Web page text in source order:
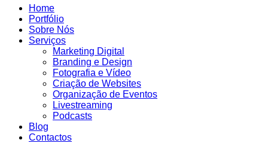
Home
Portfólio
Sobre Nós
Serviços
Marketing Digital
Branding e Design
Fotografia e Vídeo
Criação de Websites
Organização de Eventos
Livestreaming
Podcasts
Blog
Contactos
11:55